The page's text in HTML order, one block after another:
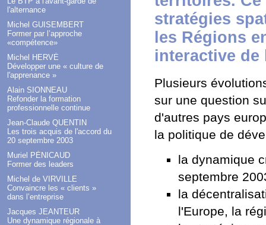
l'alternance
Michel GUISEMBERT
Former par l’approche
«compétence»
Michel HERVÉ
Développer une « culture de
l'apprenance »
Alain SIONNEAU
Refonder la formation
professionnelle continue
Jean-Claude QUENTIN
Les trois acquis de l'accord du
20 septembre 2003
Muriel PÉNICAUD
Former des leaders
Michel de VIRVILLE
Convaincre les « clients »
dans l’entreprise
Jacques JEANTEUR
Une dynamique régionale à
stratégies
les Régions
interactive
Plusieurs
sur une question
d'autres pays
la politique de
la dynamique
septembre
la
l'Europe, la